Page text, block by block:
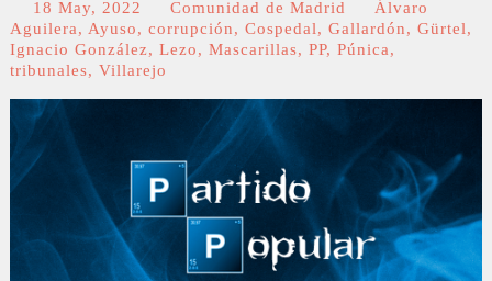
18 May, 2022 Comunidad de Madrid
Álvaro
Aguilera, Ayuso, corrupción, Cospedal, Gallardón, Gürtel,
Ignacio González, Lezo, Mascarillas, PP, Púnica,
tribunales, Villarejo